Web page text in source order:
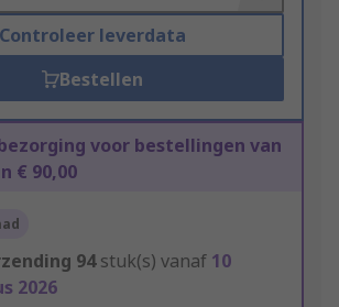
Controleer leverdata
Bestellen
bezorging voor bestellingen van
€ 90,00
94stuk(s) vanaf 10
2026